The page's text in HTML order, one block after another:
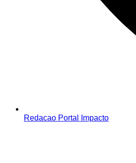
Redacao Portal Impacto